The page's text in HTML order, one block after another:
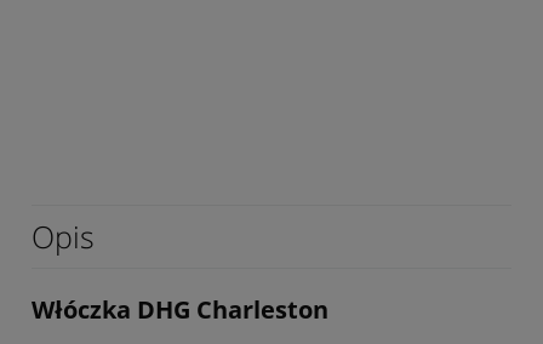
Opis
Włóczka DHG Charleston